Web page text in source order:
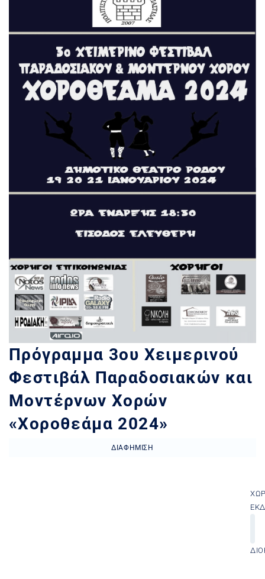
Πρόγραμμα 3ου Χειμερινού
Φεστιβάλ Παραδοσιακών και
Μοντέρνων Χορών
«Χοροθεάμα 2024»
ΔΙΑΦΉΜΙΣΗ